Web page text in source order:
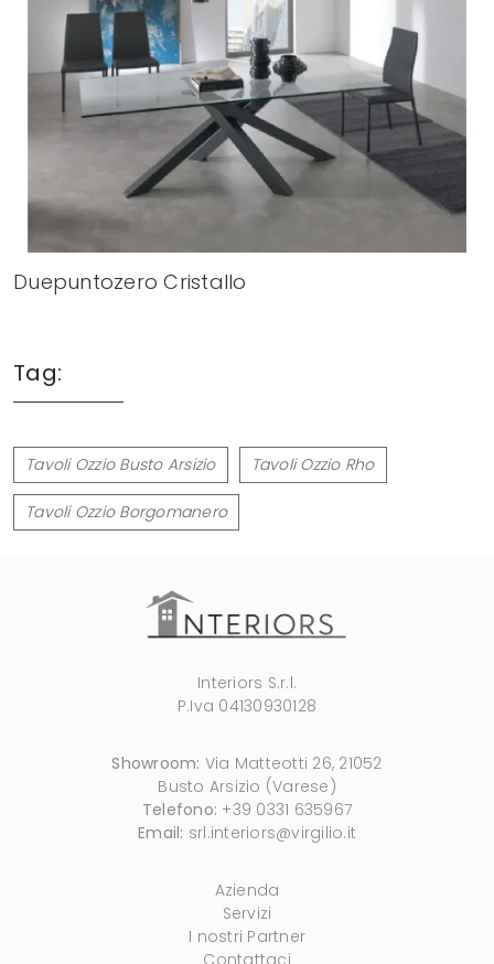
Duepuntozero Cristallo
Tag:
Tavoli Ozzio Busto Arsizio Tavoli Ozzio Rho
Tavoli Ozzio Borgomanero
Interiors S.r.l.
P.Iva 04130930128
Showroom: Via Matteotti 26, 21052
Busto Arsizio (Varese)
Telefono: +39 0331 635967
Email: srl.interiors@virgilio.it
Azienda
Servizi
I nostri Partner
Contattaci